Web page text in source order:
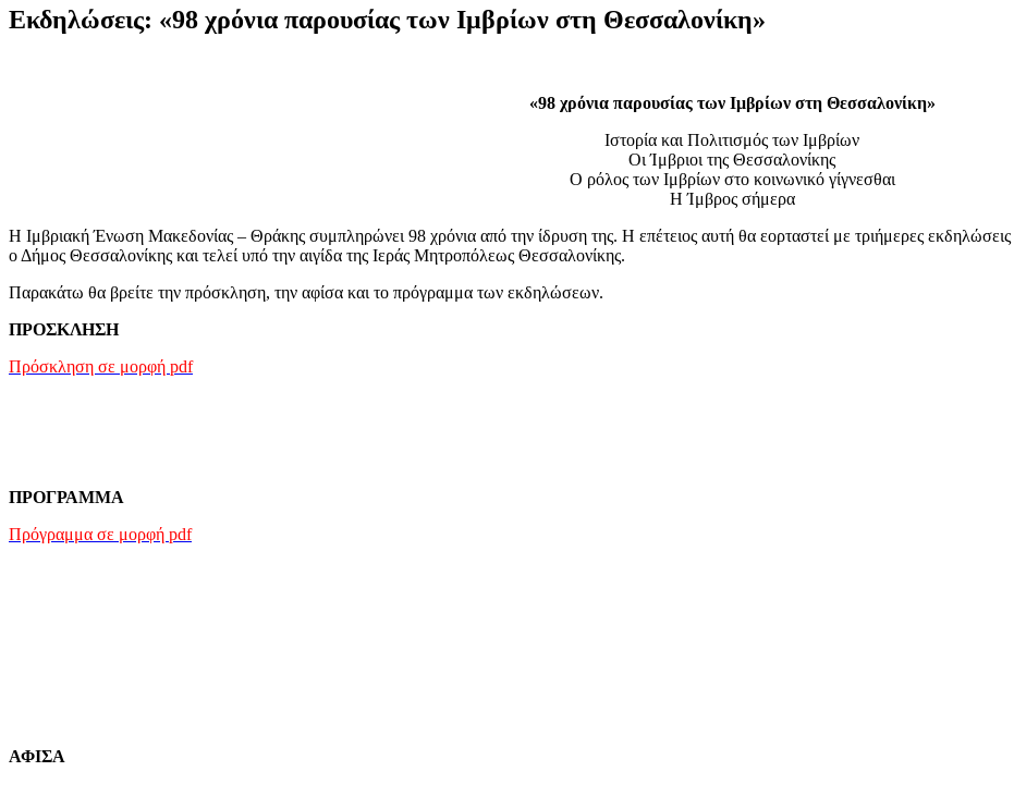
Εκδηλώσεις: «98 χρόνια παρουσίας των Ιμβρίων στη Θεσσαλονίκη»
«98 χρόνια παρουσίας των Ιμβρίων στη Θεσσαλονίκη»
Ιστορία και Πολιτισμός των Ιμβρίων
Οι Ίμβριοι της Θεσσαλονίκης
Ο ρόλος των Ιμβρίων στο κοινωνικό γίγνεσθαι
Η Ίμβρος σήμερα
Η Ιμβριακή Ένωση Μακεδονίας – Θράκης συμπληρώνει 98 χρόνια από την ίδρυση της. Η επέτειος αυτή θα εορταστεί με τριήμερες
ο Δήμος Θεσσαλονίκης και τελεί υπό την αιγίδα της Ιεράς Μητροπόλεως Θεσσαλονίκης.
Παρακάτω θα βρείτε την πρόσκληση, την αφίσα και το πρόγραμμα των εκδηλώσεων.
ΠΡΟΣΚΛΗΣΗ
Πρόσκληση σε μορφή pdf
ΠΡΟΓΡΑΜΜΑ
Πρόγραμμα σε μορφή pdf
ΑΦΙΣΑ